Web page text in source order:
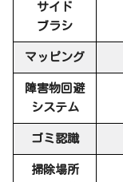
サイド
ブラシ
マッピング
障害物回避
システム
ゴミ認識
掃除場所